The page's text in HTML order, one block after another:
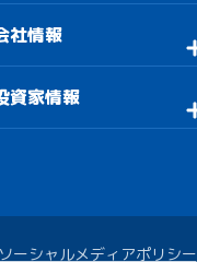
社情報
資家情報
ソーシャルメディアポリシー